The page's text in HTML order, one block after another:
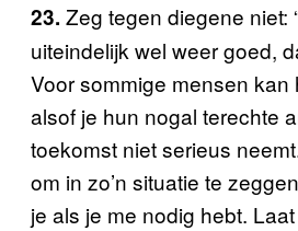
23. Zeg tegen diegene niet:
uiteindelijk wel weer goed,
Voor sommige mensen kan
alsof je hun nogal terechte
toekomst niet serieus
om in zo’n situatie te
je als je me nodig hebt.